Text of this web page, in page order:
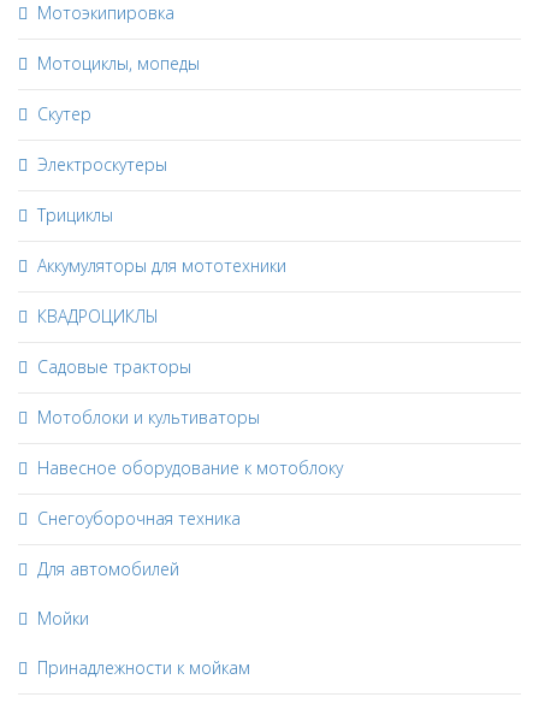
Мотоэкипировка
Мотоциклы, мопеды
Скутер
Электроскутеры
Трициклы
Аккумуляторы для мототехники
КВАДРОЦИКЛЫ
Садовые тракторы
Мотоблоки и культиваторы
Навесное оборудование к мотоблоку
Снегоуборочная техника
Для автомобилей
Мойки
Принадлежности к мойкам